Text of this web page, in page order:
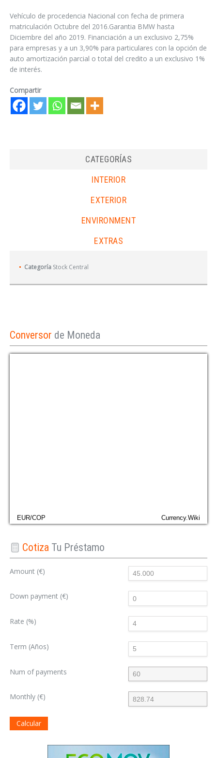
Vehículo de procedencia Nacional con fecha de primera
matriculación Octubre del 2016.Garantia BMW hasta
Diciembre del año 2019. Financiación a un exclusivo 2,75%
para empresas y a un 3,90% para particulares con la opción de
auto amortización parcial o total del credito a un exclusivo 1%
de interés.
Compartir
CATEGORÍAS
INTERIOR
EXTERIOR
ENVIRONMENT
EXTRAS
Categoría Stock Central
Conversor de Moneda
EUR/COP Currency.Wiki
Cotiza Tu Préstamo
Amount (€)
Down payment (€)
Rate (%)
Term (Años)
Num of payments
Monthly (€)
Calcular